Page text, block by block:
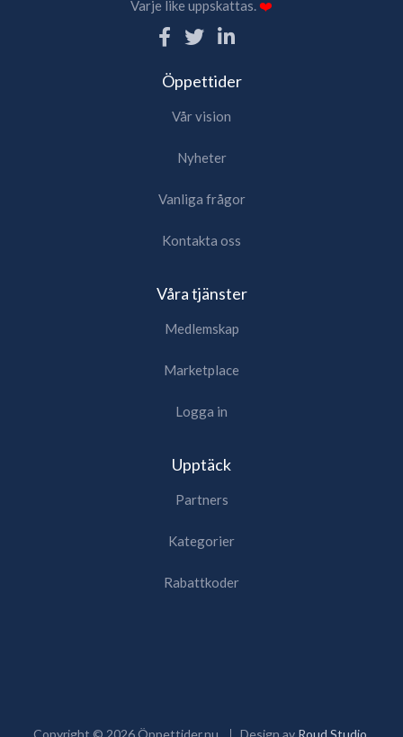
Varje like uppskattas.❤️
Öppettider
Vår vision
Nyheter
Vanliga frågor
Kontakta oss
Våra tjänster
Medlemskap
Marketplace
Logga in
Upptäck
Partners
Kategorier
Rabattkoder
Copyright © 2026Öppettider.nu Design av Roud Studio